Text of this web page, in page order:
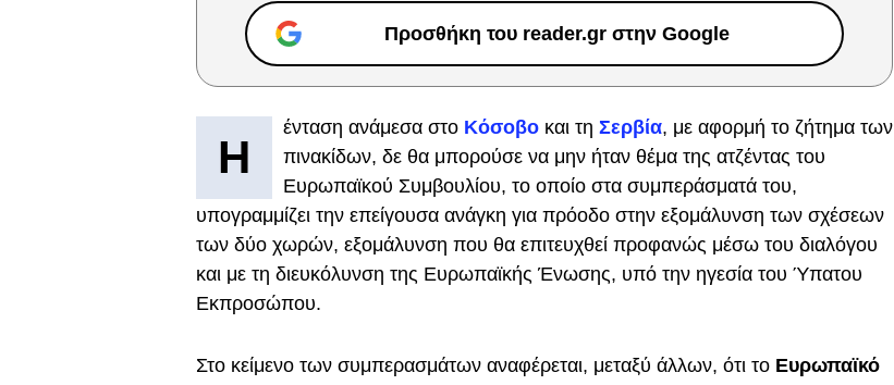
Προσθήκη του reader.gr στην Google
Η
ένταση ανάμεσα στο Κόσοβο και τη Σερβία, με αφορμή το ζήτημα των
πινακίδων, δε θα μπορούσε να μην ήταν θέμα της ατζέντας του
Ευρωπαϊκού Συμβουλίου, το οποίο στα συμπεράσματά του,
υπογραμμίζει την επείγουσα ανάγκη για πρόοδο στην εξομάλυνση των σχέσεων
των δύο χωρών, εξομάλυνση που θα επιτευχθεί προφανώς μέσω του διαλόγου
και με τη διευκόλυνση της Ευρωπαϊκής Ένωσης, υπό την ηγεσία του Ύπατου
Εκπροσώπου.
Στο κείμενο των συμπερασμάτων αναφέρεται, μεταξύ άλλων, ότι το Ευρωπαϊκό